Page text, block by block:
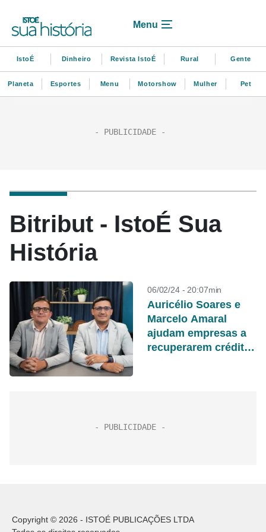
Menu
IstoÉ Dinheiro Revista IstoÉ Rural Gente
Planeta Esportes Menu Motorshow Mulher Pet
Bitribut - IstoÉ Sua
História
06/02/24 - 20:07min
Auricélio Soares e
Marcelo Amaral
ajudam empresas a
recuperarem créditos
Copyright © 2026 - ISTOÉ PUBLICAÇÕES LTDA